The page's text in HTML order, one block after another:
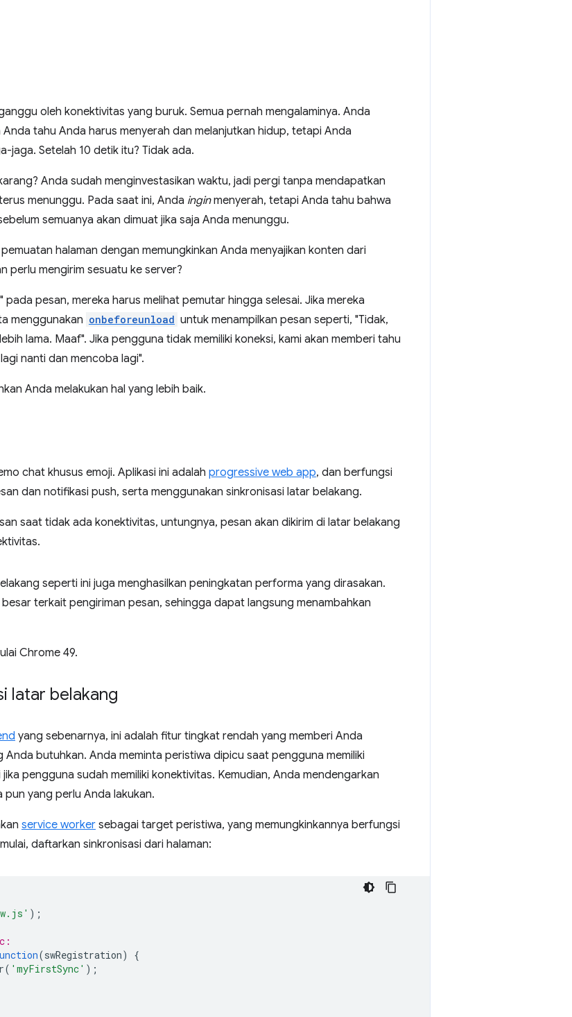
oleh konektivitas yang buruk. Semua pernah mengalaminya. Anda
tahu Anda harus menyerah dan melanjutkan hidup, tetapi Anda
jaga. Setelah 10 detik itu? Tidak ada.
Anda sudah menginvestasikan waktu, jadi pergi tanpa mendapatkan
menunggu. Pada saat ini, Anda inginmenyerah, tetapi Anda tahu bahwa
semuanya akan dimuat jika saja Anda menunggu.
halaman dengan memungkinkan Anda menyajikan konten dari
perlu mengirim sesuatu ke server?
pada pesan, mereka harus melihat pemutar hingga selesai. Jika mereka
menggunakan onbeforeunload untuk menampilkan pesan seperti, "Tidak,
lama. Maaf". Jika pengguna tidak memiliki koneksi, kami akan memberi tahu
nanti dan mencoba lagi".
Anda melakukan hal yang lebih baik.
chat khusus emoji. Aplikasi ini adalah progressive web app, dan berfungsi
dan notifikasi push, serta menggunakan sinkronisasi latar belakang.
saat tidak ada konektivitas, untungnya, pesan akan dikirim di latar belakang
seperti ini juga menghasilkan peningkatan performa yang dirasakan.
terkait pengiriman pesan, sehingga dapat langsung menambahkan
Chrome 49.
latar belakang
yang sebenarnya, ini adalah fitur tingkat rendah yang memberi Anda
butuhkan. Anda meminta peristiwa dipicu saat pengguna memiliki
pengguna sudah memiliki konektivitas. Kemudian, Anda mendengarkan
yang perlu Anda lakukan.
service worker sebagai target peristiwa, yang memungkinkannya berfungsi
daftarkan sinkronisasi dari halaman:
);
(swRegistration)
{
( 'myFirstSync' );